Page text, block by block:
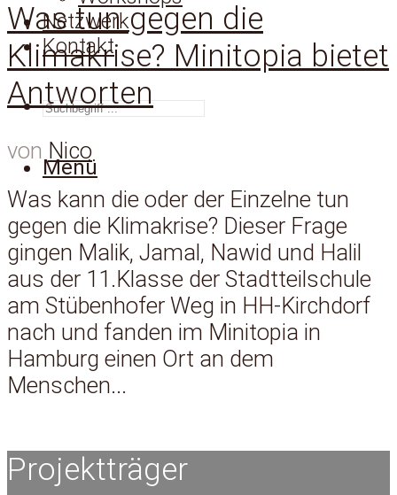
Netzwerk
Kontakt
Menü
Was tun gegen die
Klimakrise? Minitopia bietet
Antworten
von Nico
Was kann die oder der Einzelne tun
gegen die Klimakrise? Dieser Frage
gingen Malik, Jamal, Nawid und Halil
aus der 11.Klasse der Stadtteilschule
am Stübenhofer Weg in HH-Kirchdorf
nach und fanden im Minitopia in
Hamburg einen Ort an dem
Menschen...
Projektträger